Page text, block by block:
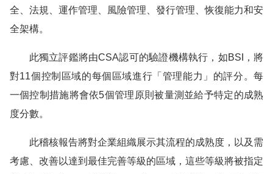
全、法規、運作管理、風險管理、發行管理、恢復能力和安
全架構。
此獨立評鑑將由CSA認可的驗證機構執行，如BSI
，將
對11個控制區域的每個區域進行「管理能力」的評分。每
一個控制措施將會依5個管理原則被量測並給予特定的成熟
度分數。
此稽核報告將對企業組織展示其流程的成熟度，以及需
考慮、改善以達到最佳完善等級的區域，這些等級將被指定